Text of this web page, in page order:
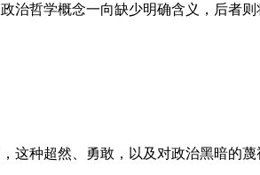
治哲学概念一向缺少明确含义，后者
这种超然、勇敢，以及对政治黑暗的蔑